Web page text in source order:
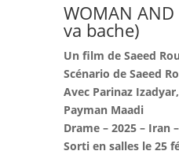
WOMAN AND
va bache)
Un film de Saeed
Scénario de Saeed
Avec Parinaz
Payman Maadi
Drame – 2025 – Iran
Sorti en salles le 25